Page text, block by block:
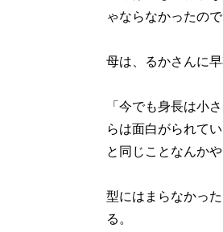
ゃならなかったの
母は、るかさんに
「今でも身長は小
らは面白がられて
と同じことなんか
型にはまらなかっ
る。